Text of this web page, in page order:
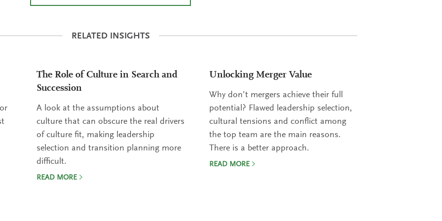
RELATED INSIGHTS
The Role of Culture in Search and
Succession
A look at the assumptions about
culture that can obscure the real drivers
of culture fit, making leadership
selection and transition planning more
difficult.
READ MORE
Unlocking Merger Value
Why don’t mergers achieve their full
potential? Flawed leadership selection,
cultural tensions and conflict among
the top team are the main reasons.
There is a better approach.
READ MORE